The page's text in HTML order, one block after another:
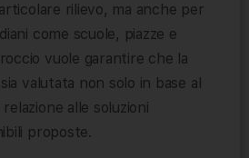
rilievo, ma anche per
come scuole, piazze e
vuole garantire che la
valutata non solo in base al
alle soluzioni
proposte.